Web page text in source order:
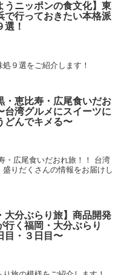
うニッポンの食文化】東
で行っておきたい本格派
選！
９選をご紹介します！
・恵比寿・広尾食いだお
台湾グルメにスイーツに
どんでキメる〜
・広尾食いだおれ旅！！ 台湾
りだくさんの情報をお届けし
大分ぶらり旅】商品開発
行く福岡・大分ぶらり
目・３日目〜